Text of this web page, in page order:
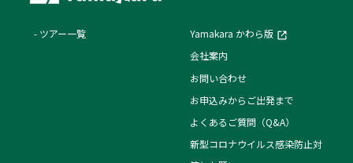
ツアー一覧
Yamakara かわら版
会社案内
お問い合わせ
お申込みからご出発まで
よくあるご質問（Q&A）
新型コロナウイルス感染防止対